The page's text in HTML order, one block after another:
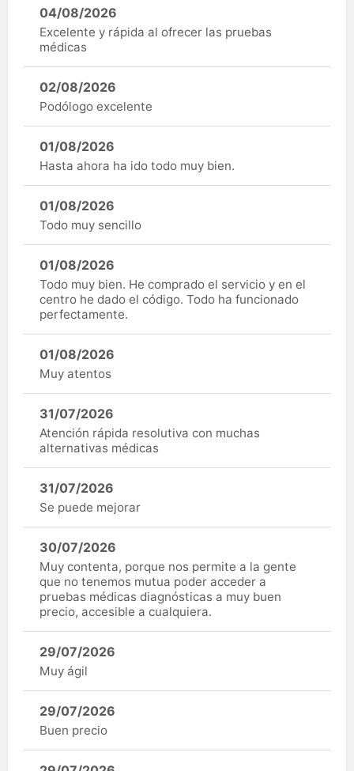
04/08/2026
Excelente y rápida al ofrecer las pruebas
médicas
02/08/2026
Podólogo excelente
01/08/2026
Hasta ahora ha ido todo muy bien.
01/08/2026
Todo muy sencillo
01/08/2026
Todo muy bien. He comprado el servicio y en el
centro he dado el código. Todo ha funcionado
perfectamente.
01/08/2026
Muy atentos
31/07/2026
Atención rápida resolutiva con muchas
alternativas médicas
31/07/2026
Se puede mejorar
30/07/2026
Muy contenta, porque nos permite a la gente
que no tenemos mutua poder acceder a
pruebas médicas diagnósticas a muy buen
precio, accesible a cualquiera.
29/07/2026
Muy ágil
29/07/2026
Buen precio